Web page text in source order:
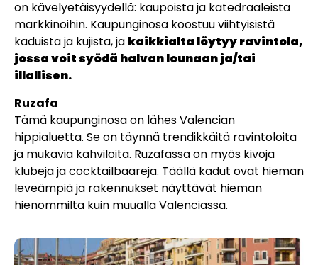
on kävelyetäisyydellä: kaupoista ja katedraaleista
markkinoihin. Kaupunginosa koostuu viihtyisistä
kaduista ja kujista, ja kaikkialta löytyy ravintola,
jossa voit syödä halvan lounaan ja/tai
illallisen.
Ruzafa
Tämä kaupunginosa on lähes Valencian
hippialuetta. Se on täynnä trendikkäitä ravintoloita
ja mukavia kahviloita. Ruzafassa on myös kivoja
klubeja ja cocktailbaareja. Täällä kadut ovat hieman
leveämpiä ja rakennukset näyttävät hieman
hienommilta kuin muualla Valenciassa.